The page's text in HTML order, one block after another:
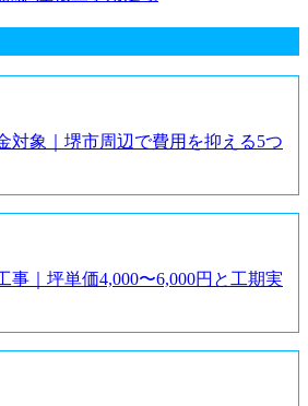
対象｜堺市周辺で費用を抑える5つ
事｜坪単価4,000〜6,000円と工期実